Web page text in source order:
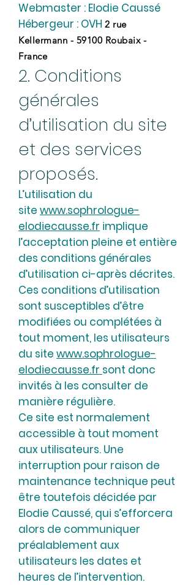
Webmaster : Elodie Caussé
Hébergeur : OVH 2 rue
Kellermann - 59100 Roubaix -
France
2. Conditions
générales
d’utilisation du site
et des services
proposés.
L’utilisation du
site www.sophrologue-
elodiecausse.fr implique
l’acceptation pleine et entière
des conditions générales
d’utilisation ci-après décrites.
Ces conditions d’utilisation
sont susceptibles d’être
modifiées ou complétées à
tout moment, les utilisateurs
du site www.sophrologue-
elodiecausse.fr sont donc
invités à les consulter de
manière régulière.
Ce site est normalement
accessible à tout moment
aux utilisateurs. Une
interruption pour raison de
maintenance technique peut
être toutefois décidée par
Elodie Caussé, qui s’efforcera
alors de communiquer
préalablement aux
utilisateurs les dates et
heures de l’intervention.